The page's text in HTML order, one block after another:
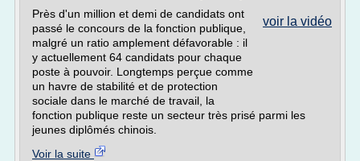
voir la vidéo
Près d'un million et demi de candidats ont
passé le concours de la fonction publique,
malgré un ratio amplement défavorable : il
y actuellement 64 candidats pour chaque
poste à pouvoir. Longtemps perçue comme
un havre de stabilité et de protection
sociale dans le marché de travail, la
fonction publique reste un secteur très prisé parmi les
jeunes diplômés chinois.
Voir la suite